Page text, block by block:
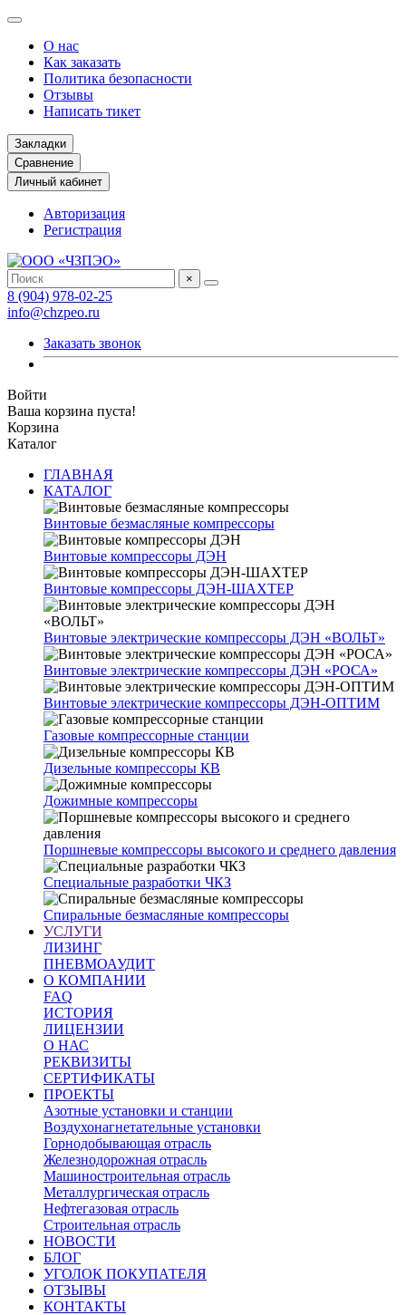
О нас
Как заказать
Политика безопасности
Отзывы
Написать тикет
Закладки
Сравнение
Личный кабинет
Авторизация
Регистрация
×
8 (904) 978-02-25
info@chzpeo.ru
Заказать звонок
Войти
Ваша корзина пуста!
Корзина
Каталог
ГЛАВНАЯ
КАТАЛОГ
Винтовые безмасляные компрессоры
Винтовые компрессоры ДЭН
Винтовые компрессоры ДЭН-ШАХТЕР
Винтовые электрические компрессоры ДЭН «ВОЛЬТ»
Винтовые электрические компрессоры ДЭН «РОСА»
Винтовые электрические компрессоры ДЭН-ОПТИМ
Газовые компрессорные станции
Дизельные компрессоры КВ
Дожимные компрессоры
Поршневые компрессоры высокого и среднего давления
Специальные разработки ЧКЗ
Спиральные безмасляные компрессоры
УСЛУГИ
ЛИЗИНГ
ПНЕВМОАУДИТ
О КОМПАНИИ
FAQ
ИСТОРИЯ
ЛИЦЕНЗИИ
О НАС
РЕКВИЗИТЫ
СЕРТИФИКАТЫ
ПРОЕКТЫ
Азотные установки и станции
Воздухонагнетательные установки
Горнодобывающая отрасль
Железнодорожная отрасль
Машиностроительная отрасль
Металлургическая отрасль
Нефтегазовая отрасль
Строительная отрасль
НОВОСТИ
БЛОГ
УГОЛОК ПОКУПАТЕЛЯ
ОТЗЫВЫ
КОНТАКТЫ